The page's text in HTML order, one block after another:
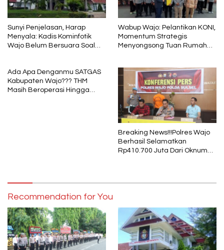
Sunyi Penjelasan, Harap
Menyala: Kadis Kominfotik
Wajo Belum Bersuara Soal
Wabup Wajo: Pelantikan KONI,
Momentum Strategis
Menyongsong Tuan Rumah
Ada Apa Denganmu SATGAS
Kabupaten Wajo??? THM
Masih Beroperasi Hingga
Breaking News!!!Polres Wajo
Berhasil Selamatkan
Rp410.700 Juta Dari Oknum
Recommendation for You